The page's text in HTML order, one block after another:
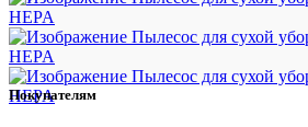
Покупателям